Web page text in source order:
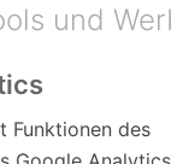
und
Funktionen des